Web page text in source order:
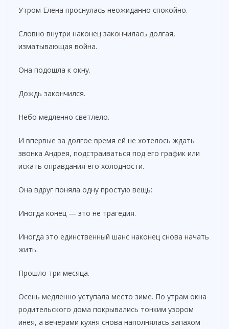
Утром Елена проснулась неожиданно спокойно.
Словно внутри наконец закончилась долгая,
изматывающая война.
Она подошла к окну.
Дождь закончился.
Небо медленно светлело.
И впервые за долгое время ей не хотелось ждать
звонка Андрея, подстраиваться под его график или
искать оправдания его холодности.
Она вдруг поняла одну простую вещь:
Иногда конец — это не трагедия.
Иногда это единственный шанс наконец снова начать
жить.
Прошло три месяца.
Осень медленно уступала место зиме. По утрам окна
родительского дома покрывались тонким узором
инея, а вечерами кухня снова наполнялась запахом